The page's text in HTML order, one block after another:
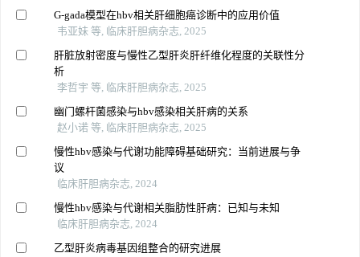
G-gada模型在hbv相关肝细胞癌诊断中的应用价值
韦亚妹 等, 临床肝胆病杂志, 2025
肝脏放射密度与慢性乙型肝炎肝纤维化程度的关联性分
析
李哲宇 等, 临床肝胆病杂志, 2025
幽门螺杆菌感染与hbv感染相关肝病的关系
赵小诺 等, 临床肝胆病杂志, 2025
慢性hbv感染与代谢功能障碍基础研究：当前进展与争
议
临床肝胆病杂志, 2024
慢性hbv感染与代谢相关脂肪性肝病：已知与未知
临床肝胆病杂志, 2024
乙型肝炎病毒基因组整合的研究进展